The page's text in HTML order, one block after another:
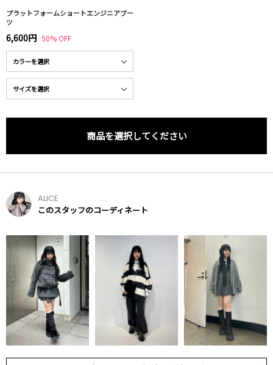
プラットフォームショートエンジニアブー
ツ
6,600円 50% OFF
商品を選択してください
ALICE
このスタッフのコーディネート